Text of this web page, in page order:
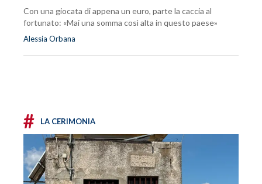
Con una giocata di appena un euro, parte la caccia al
fortunato: «Mai una somma così alta in questo paese»
Alessia Orbana
# LA CERIMONIA